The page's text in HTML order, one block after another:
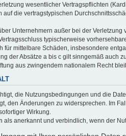
wesentlicher Vertragspflichten
auf die vertragstypischen
Unternehmern außer bei der
typischerweise
für mittelbare Schäden, insbesondere
der Absätze a bis c gilt sinngemäß auch
aus zwingendem nationalem Recht
die Nutzungsbedingungen und die
den Änderungen zu widersprechen. Im
Wirkung.
als anerkannt und verbindlich, wenn der